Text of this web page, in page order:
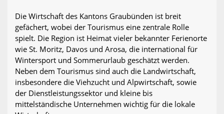
Die Wirtschaft des Kantons Graubünden ist breit
gefächert, wobei der Tourismus eine zentrale Rolle
spielt. Die Region ist Heimat vieler bekannter Ferienorte
wie St. Moritz, Davos und Arosa, die international für
Wintersport und Sommerurlaub geschätzt werden.
Neben dem Tourismus sind auch die Landwirtschaft,
insbesondere die Viehzucht und Alpwirtschaft, sowie
der Dienstleistungssektor und kleine bis
mittelständische Unternehmen wichtig für die lokale